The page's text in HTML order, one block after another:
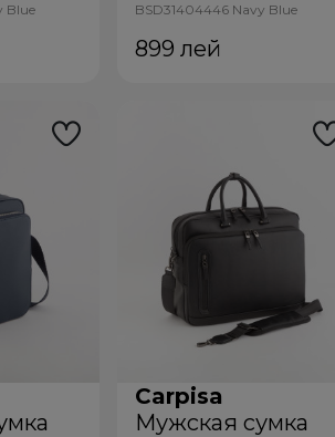
Blue BSD31404446 Navy Blue
899лей
Carpisa
Мужская сумка